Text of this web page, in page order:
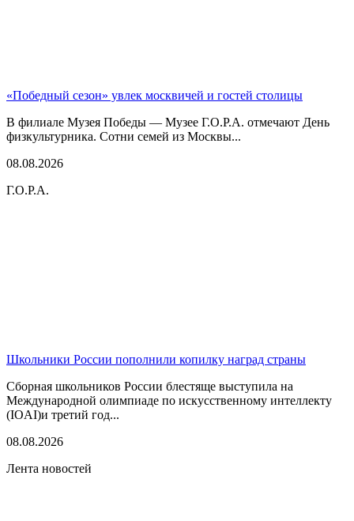
«Победный сезон» увлек москвичей и гостей столицы
В филиале Музея Победы — Музее Г.О.Р.А. отмечают День
физкультурника. Сотни семей из Москвы...
08.08.2026
Г.О.Р.А.
Школьники России пополнили копилку наград страны
Сборная школьников России блестяще выступила на
Международной олимпиаде по искусственному интеллекту
(IOAI)и третий год...
08.08.2026
Лента новостей